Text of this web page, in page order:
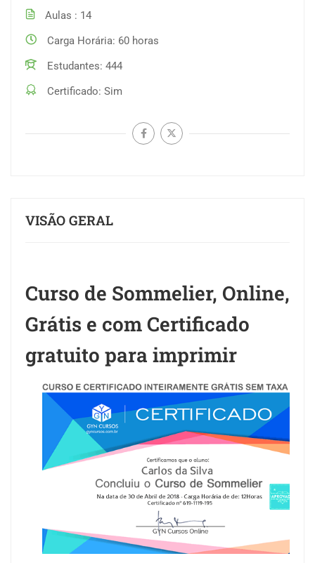
VISÃO GERAL
Curso de Sommelier, Online,
Grátis e com Certificado
gratuito para imprimir
Aulas
14
Carga Horária 60 horas
Estudantes 444
Certificado Sim